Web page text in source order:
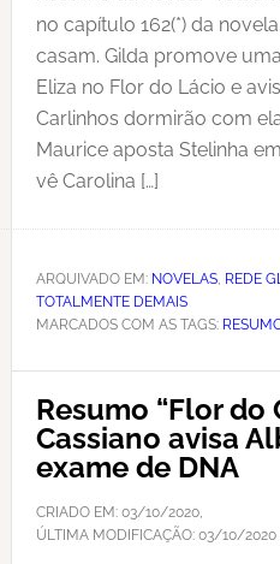
no capítulo 162(*) da
casam. Gilda promove
Eliza no Flor do Lácio e
Carlinhos dormirão com
Maurice aposta Stelinha
vê Carolina […]
ARQUIVADO EM: NOVELAS, REDE
TOTALMENTE DEMAIS
MARCADOS COM AS TAGS:
Resumo “Flor do
Cassiano avisa
exame de DNA
CRIADO EM: 03/10/2020,
ÚLTIMA MODIFICAÇÃO: 03/10/2020